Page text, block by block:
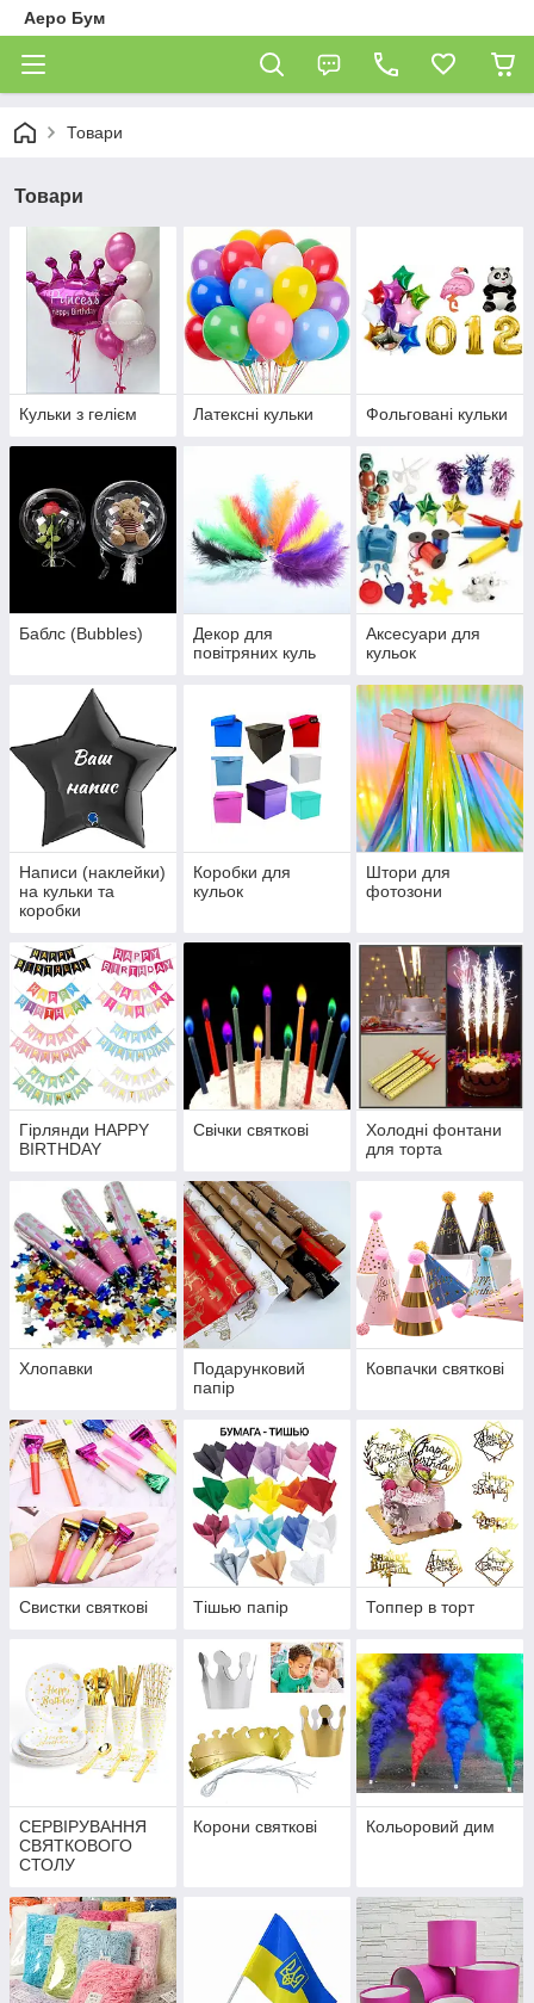
Аеро Бум
Товари
Товари
Кульки з гелієм Латексні кульки Фольговані кульки
Баблс (Bubbles)
Декор для
повітряних куль
Аксесуари для
кульок
Написи (наклейки)
на кульки та
коробки
Коробки для
кульок
Штори для
фотозони
Гірлянди HAPPY
BIRTHDAY
Свічки святкові
Холодні фонтани
для торта
Хлопавки
Подарунковий
папір
Ковпачки святкові
Свистки святкові Тішью папір Топпер в торт
СЕРВІРУВАННЯ
СВЯТКОВОГО
СТОЛУ
Корони святкові Кольоровий дим